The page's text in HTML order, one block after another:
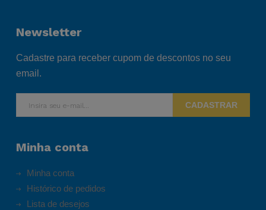
Newsletter
Cadastre para receber cupom de descontos no seu
email.
CADASTRAR
Minha conta
Minha conta
Histórico de pedidos
Lista de desejos